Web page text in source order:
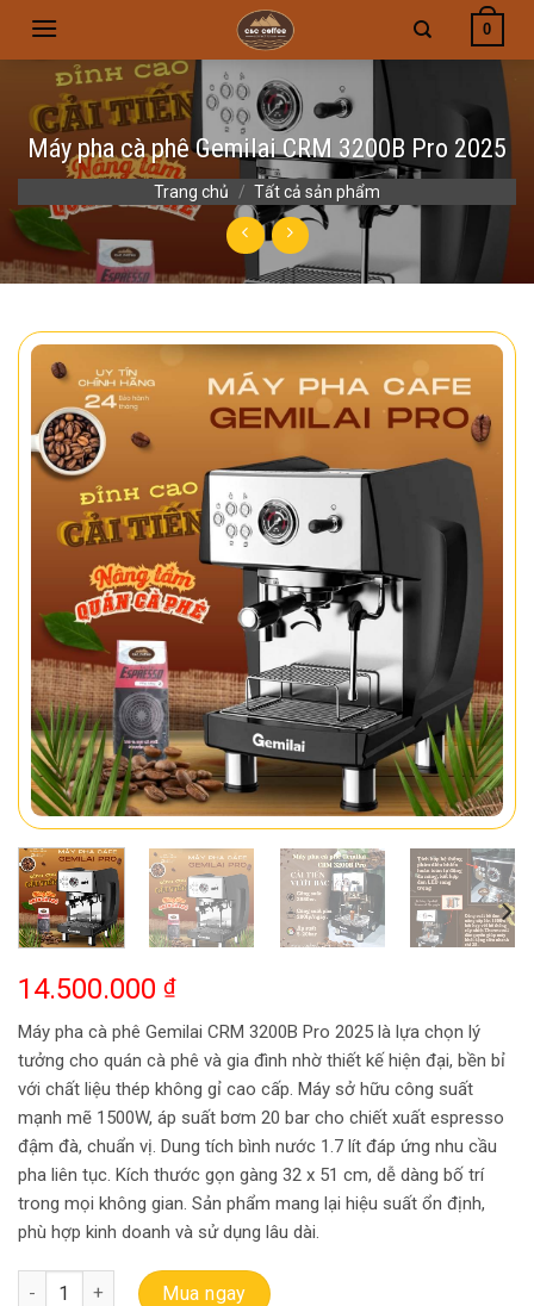
content
0
Máy pha cà phê Gemilai CRM 3200B Pro 2025
Trang chủ / Tất cả sản phẩm
14.500.000 ₫
Máy pha cà phê Gemilai CRM 3200B Pro 2025 là lựa chọn lý
tưởng cho quán cà phê và gia đình nhờ thiết kế hiện đại, bền bỉ
với chất liệu thép không gỉ cao cấp. Máy sở hữu công suất
mạnh mẽ 1500W, áp suất bơm 20 bar cho chiết xuất espresso
đậm đà, chuẩn vị. Dung tích bình nước 1.7 lít đáp ứng nhu cầu
pha liên tục. Kích thước gọn gàng 32 x 51 cm, dễ dàng bố trí
trong mọi không gian. Sản phẩm mang lại hiệu suất ổn định,
phù hợp kinh doanh và sử dụng lâu dài.
Máy pha cà phê Gemilai CRM 3200B Pro 2025 số lượng
Mua ngay